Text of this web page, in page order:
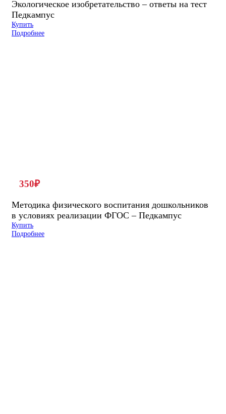
Экологическое изобретательство – ответы на тест
Педкампус
Купить
Подробнее
350₽
Методика физического воспитания дошкольников
в условиях реализации ФГОС – Педкампус
Купить
Подробнее